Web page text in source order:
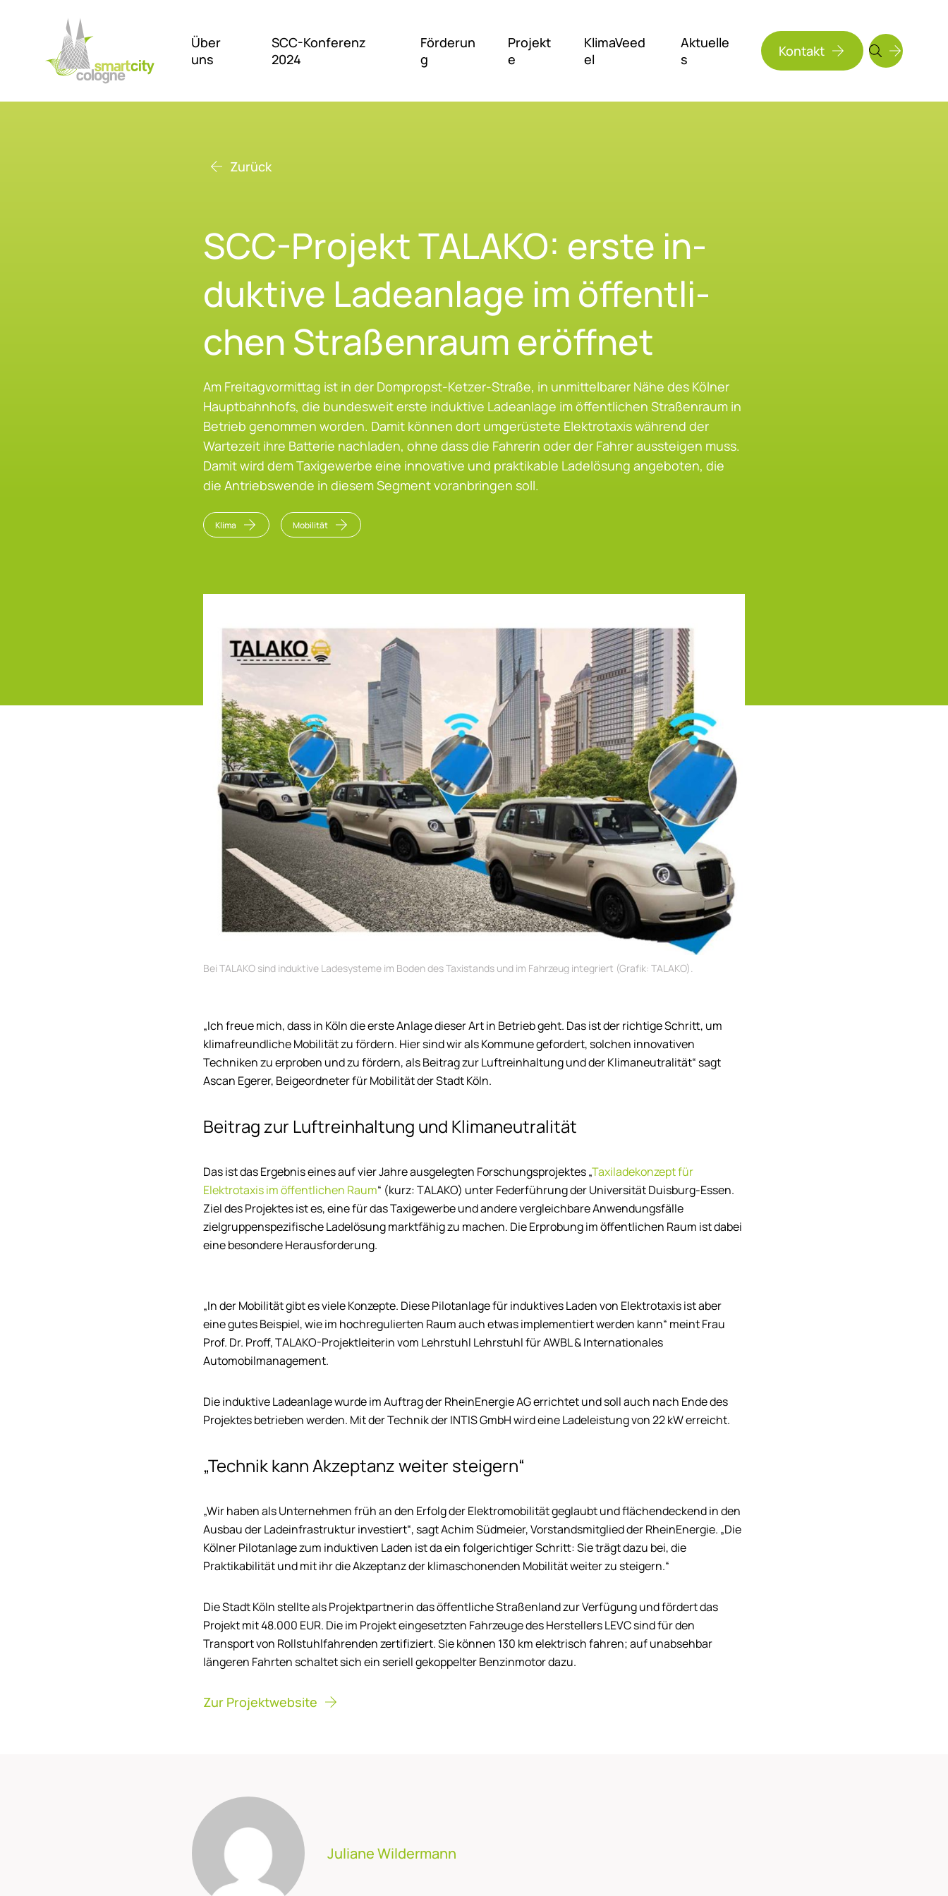
Über
uns
SCC-Konferenz
2024
Förderun
g
Projekt
e
KlimaVeed
el
Aktuelle
s
Kontakt
Zurück
SCC-Pro­jekt TALA­KO: ers­te in­
duk­ti­ve La­de­an­la­ge im öf­fent­li­
chen Stra­ßen­raum er­öff­net
Am Freitagvormittag ist in der Dompropst-Ketzer-Straße, in unmittelbarer Nähe des Kölner
Hauptbahnhofs, die bundesweit erste induktive Ladeanlage im öffentlichen Straßenraum in
Betrieb genommen worden. Damit können dort umgerüstete Elektrotaxis während der
Wartezeit ihre Batterie nachladen, ohne dass die Fahrerin oder der Fahrer aussteigen muss.
Damit wird dem Taxigewerbe eine innovative und praktikable Ladelösung angeboten, die
die Antriebswende in diesem Segment voranbringen soll.
Klima Mobilität
Bei TALAKO sind induktive Ladesysteme im Boden des Taxistands und im Fahrzeug integriert (Grafik: TALAKO).
„Ich freue mich, dass in Köln die erste Anlage dieser Art in Betrieb geht. Das ist der richtige Schritt, um
klimafreundliche Mobilität zu fördern. Hier sind wir als Kommune gefordert, solchen innovativen
Techniken zu erproben und zu fördern, als Beitrag zur Luftreinhaltung und der Klimaneutralität“ sagt
Ascan Egerer, Beigeordneter für Mobilität der Stadt Köln.
Beitrag zur Luftreinhaltung und Klimaneutralität
Das ist das Ergebnis eines auf vier Jahre ausgelegten Forschungsprojektes „Taxiladekonzept für
Elektrotaxis im öffentlichen Raum“ (kurz: TALAKO) unter Federführung der Universität Duisburg-Essen.
Ziel des Projektes ist es, eine für das Taxigewerbe und andere vergleichbare Anwendungsfälle
zielgruppenspezifische Ladelösung marktfähig zu machen. Die Erprobung im öffentlichen Raum ist dabei
eine besondere Herausforderung.
„In der Mobilität gibt es viele Konzepte. Diese Pilotanlage für induktives Laden von Elektrotaxis ist aber
eine gutes Beispiel, wie im hochregulierten Raum auch etwas implementiert werden kann“ meint Frau
Prof. Dr. Proff, TALAKO-Projektleiterin vom Lehrstuhl Lehrstuhl für AWBL & Internationales
Automobilmanagement.
Die induktive Ladeanlage wurde im Auftrag der RheinEnergie AG errichtet und soll auch nach Ende des
Projektes betrieben werden. Mit der Technik der INTIS GmbH wird eine Ladeleistung von 22 kW erreicht.
„Technik kann Akzeptanz weiter steigern“
„Wir haben als Unternehmen früh an den Erfolg der Elektromobilität geglaubt und flächendeckend in den
Ausbau der Ladeinfrastruktur investiert“, sagt Achim Südmeier, Vorstandsmitglied der RheinEnergie. „Die
Kölner Pilotanlage zum induktiven Laden ist da ein folgerichtiger Schritt: Sie trägt dazu bei, die
Praktikabilität und mit ihr die Akzeptanz der klimaschonenden Mobilität weiter zu steigern.“
Die Stadt Köln stellte als Projektpartnerin das öffentliche Straßenland zur Verfügung und fördert das
Projekt mit 48.000 EUR. Die im Projekt eingesetzten Fahrzeuge des Herstellers LEVC sind für den
Transport von Rollstuhlfahrenden zertifiziert. Sie können 130 km elektrisch fahren; auf unabsehbar
längeren Fahrten schaltet sich ein seriell gekoppelter Benzinmotor dazu.
Zur Projektwebsite
Juliane Wildermann